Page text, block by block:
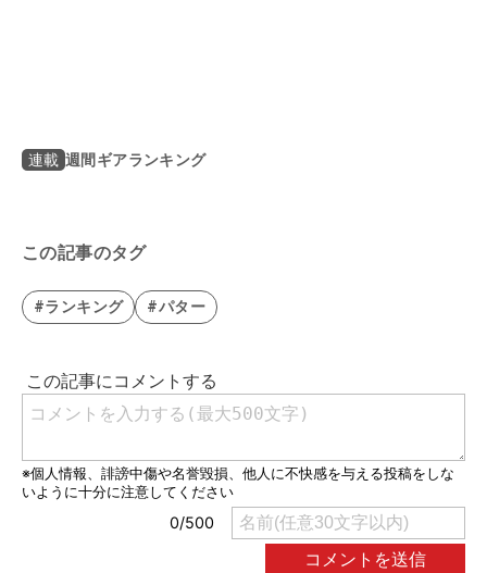
連載 週間ギアランキング
この記事のタグ
#ランキング #パター